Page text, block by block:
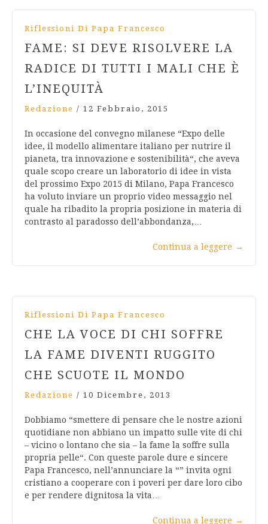
Riflessioni Di Papa Francesco
FAME: SI DEVE RISOLVERE LA
RADICE DI TUTTI I MALI CHE È
L’INEQUITÀ
Redazione / 12 Febbraio, 2015
In occasione del convegno milanese “Expo delle
idee, il modello alimentare italiano per nutrire il
pianeta, tra innovazione e sostenibilità“, che aveva
quale scopo creare un laboratorio di idee in vista
del prossimo Expo 2015 di Milano, Papa Francesco
ha voluto inviare un proprio video messaggio nel
quale ha ribadito la propria posizione in materia di
contrasto al paradosso dell’abbondanza,…
Continua a leggere →
Riflessioni Di Papa Francesco
CHE LA VOCE DI CHI SOFFRE
LA FAME DIVENTI RUGGITO
CHE SCUOTE IL MONDO
Redazione / 10 Dicembre, 2013
Dobbiamo “smettere di pensare che le nostre azioni
quotidiane non abbiano un impatto sulle vite di chi
– vicino o lontano che sia – la fame la soffre sulla
propria pelle“. Con queste parole dure e sincere
Papa Francesco, nell’annunciare la “” invita ogni
cristiano a cooperare con i poveri per dare loro cibo
e per rendere dignitosa la vita…
Continua a leggere →